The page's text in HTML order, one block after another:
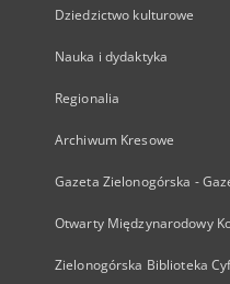
Dziedzictwo kulturowe
Nauka i dydaktyka
Regionalia
Archiwum Kresowe
Gazeta Zielonogórska -
Otwarty Międzynarodowy
Zielonogórska Biblioteka